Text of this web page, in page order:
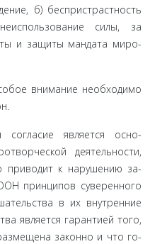
б) беспристраст­ность
силы, за
и защиты мандата миро­
внимание необхо­димо
является осно­
деятельности,
приводит к нарушению за­
принципов суверенного
в их внутренние
является гарантией того,
законно и что го­